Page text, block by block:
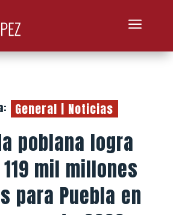
a
General | Noticias
poblana logra
mil millones
para Puebla en